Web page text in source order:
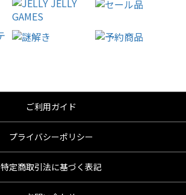
ご利用ガイド
プライバシーポリシー
特定商取引法に基づく表記